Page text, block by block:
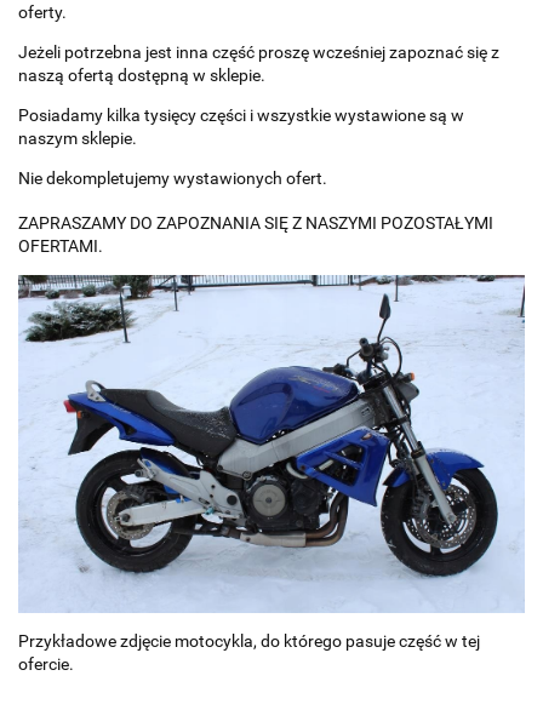
oferty.
Jeżeli potrzebna jest inna część proszę wcześniej zapoznać się z
naszą ofertą dostępną w sklepie.
Posiadamy kilka tysięcy części i wszystkie wystawione są w
naszym sklepie.
Nie dekompletujemy wystawionych ofert.
ZAPRASZAMY DO ZAPOZNANIA SIĘ Z NASZYMI POZOSTAŁYMI
OFERTAMI.
Przykładowe zdjęcie motocykla, do którego pasuje część w tej
ofercie.